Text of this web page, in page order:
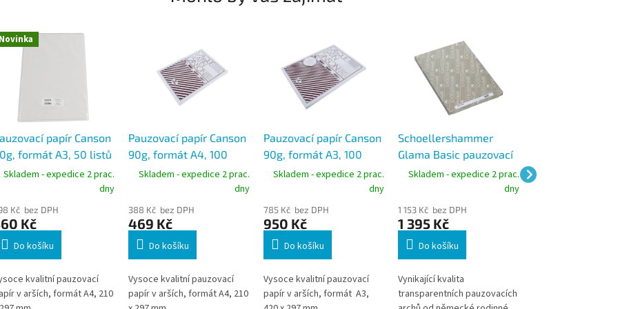
Novinka
papír Canson
formát A3, 50 listů
Skladem - expedice 2 prac.
dny
Kč bez DPH
Kč
Do košíku
kvalitní pauzovací
v arších, formát A4, 210
Pauzovací papír Canson
90g, formát A4, 100
listů
Skladem - expedice 2 prac.
dny
388 Kč bez DPH
469 Kč
Do košíku
Vysoce kvalitní pauzovací
papír v arších, formát A4, 210
Pauzovací papír Canson
90g, formát A3, 100
listů
Skladem - expedice 2 prac.
dny
785 Kč bez DPH
950 Kč
Do košíku
Vysoce kvalitní pauzovací
papír v arších, formát A3,
Schoellershammer
Glama Basic pauzovací
papír A3, balení 250
Skladem - expedice 2 prac.
dny
1 153 Kč bez DPH
1 395 Kč
Do košíku
Vynikající kvalita
transparentních pauzovacích
papír A4, balení